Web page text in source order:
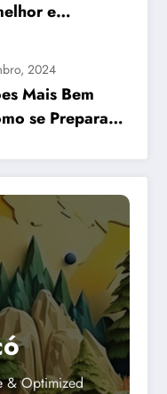
e
2024
Mais Bem
se Preparar
& Optimized